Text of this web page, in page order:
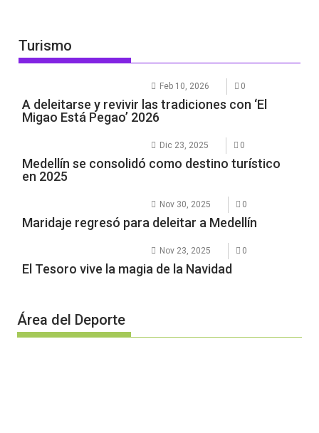
Turismo
Feb 10, 2026 0
A deleitarse y revivir las tradiciones con ‘El
Migao Está Pegao’ 2026
Dic 23, 2025 0
Medellín se consolidó como destino turístico
en 2025
Nov 30, 2025 0
Maridaje regresó para deleitar a Medellín
Nov 23, 2025 0
El Tesoro vive la magia de la Navidad
Área del Deporte